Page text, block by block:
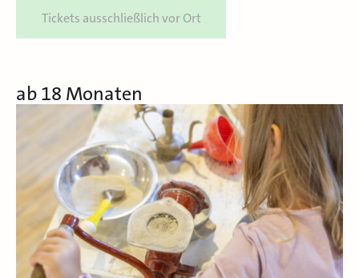
Tickets ausschließlich vor Ort
ab 18 Monaten